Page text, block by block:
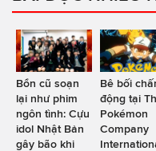
Bổn cũ soạn
lại như phim
ngôn tình: Cựu
idol Nhật Bản
gây bão khi
Bê bối
động tại
Pokémon
Company